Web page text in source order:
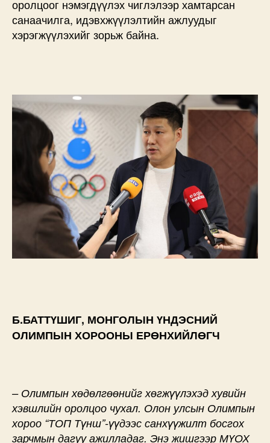
оролцоог нэмэгдүүлэх чиглэлээр хамтарсан
санаачилга, идэвхжүүлэлтийн ажлуудыг
хэрэгжүүлэхийг зорьж байна.
Б.БАТТҮШИГ, МОНГОЛЫН ҮНДЭСНИЙ
ОЛИМПЫН ХОРООНЫ ЕРӨНХИЙЛӨГЧ
– Олимпын хөдөлгөөнийг хөгжүүлэхэд хувийн
хэвшлийн оролцоо чухал. Олон улсын Олимпын
хороо “ТОП Түнш”-үүдээс санхүүжилт босгох
зарчмын дагуу ажилладаг. Энэ жишгээр МҮОХ